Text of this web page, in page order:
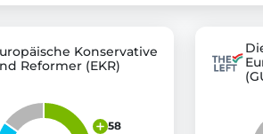
Konservative
Reformer (EKR)
58